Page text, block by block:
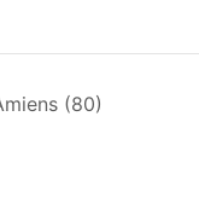
(80)